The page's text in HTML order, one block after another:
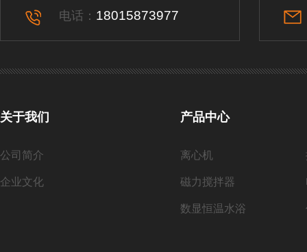
电话： 18015873977
关于我们
公司简介
企业文化
产品中心
离心机
磁力搅拌器
数显恒温水浴